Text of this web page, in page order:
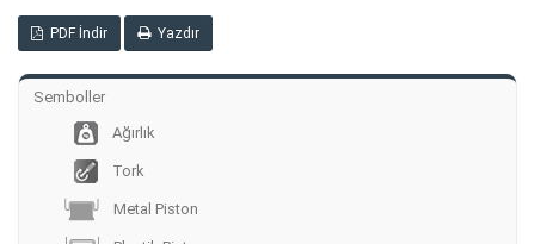
PDF İndir Yazdır
Semboller
Ağırlık
Tork
Metal Piston